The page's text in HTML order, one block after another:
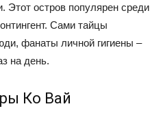
Этот остров популярен среди
Сами тайцы
фанаты личной гигиены –
на день.
Ко Вай